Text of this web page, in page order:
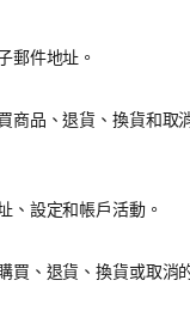
郵件地址。
商品、退貨、換貨和取
、設定和帳戶活動。
買、退貨、換貨或取消